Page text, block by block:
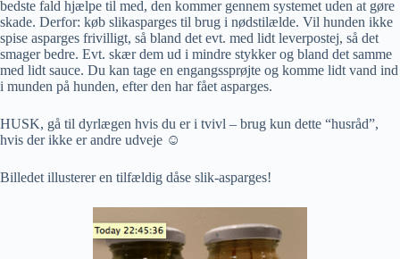
bedste fald hjælpe til med, den kommer gennem systemet uden at gøre
skade. Derfor: køb slikasparges til brug i nødstilælde. Vil hunden ikke
spise asparges frivilligt, så bland det evt. med lidt leverpostej, så det
smager bedre. Evt. skær dem ud i mindre stykker og bland det samme
med lidt sauce. Du kan tage en engangssprøjte og komme lidt vand ind
i munden på hunden, efter den har fået asparges.
HUSK, gå til dyrlægen hvis du er i tvivl – brug kun dette “husråd”,
hvis der ikke er andre udveje ☺
Billedet illusterer en tilfældig dåse slik-asparges!